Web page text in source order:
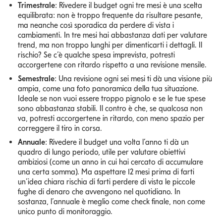
Trimestrale: Rivedere il budget ogni tre mesi è una scelta
equilibrata: non è troppo frequente da risultare pesante,
ma neanche così sporadica da perdere di vista i
cambiamenti. In tre mesi hai abbastanza dati per valutare
trend, ma non troppo lunghi per dimenticarti i dettagli. Il
rischio? Se c’è qualche spesa imprevista, potresti
accorgertene con ritardo rispetto a una revisione mensile.
Semestrale: Una revisione ogni sei mesi ti dà una visione più
ampia, come una foto panoramica della tua situazione.
Ideale se non vuoi essere troppo pignolo e se le tue spese
sono abbastanza stabili. Il contro è che, se qualcosa non
va, potresti accorgertene in ritardo, con meno spazio per
correggere il tiro in corsa.
Annuale: Rivedere il budget una volta l’anno ti dà un
quadro di lungo periodo, utile per valutare obiettivi
ambiziosi (come un anno in cui hai cercato di accumulare
una certa somma). Ma aspettare 12 mesi prima di farti
un’idea chiara rischia di farti perdere di vista le piccole
fughe di denaro che avvengono nel quotidiano. In
sostanza, l’annuale è meglio come check finale, non come
unico punto di monitoraggio.